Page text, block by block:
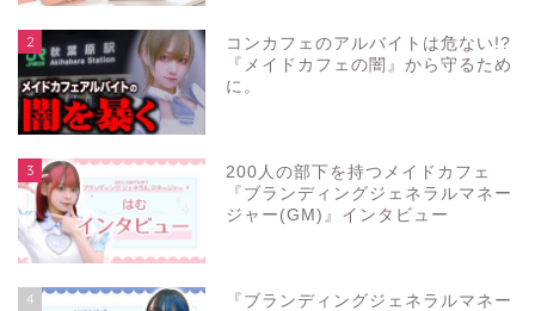
2
コンカフェのアルバイトは危ない!?
『メイドカフェの闇』から守るため
に。
3
200人の部下を持つメイドカフェ
『ブランディングジェネラルマネー
ジャー(GM)』インタビュー
4
『ブランディングジェネラルマネー